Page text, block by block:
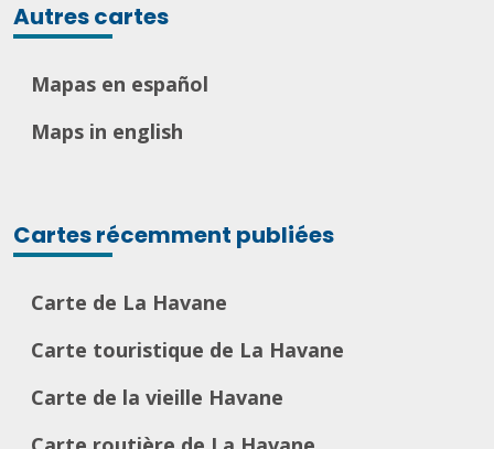
Autres cartes
Mapas en español
Maps in english
Cartes récemment publiées
Carte de La Havane
Carte touristique de La Havane
Carte de la vieille Havane